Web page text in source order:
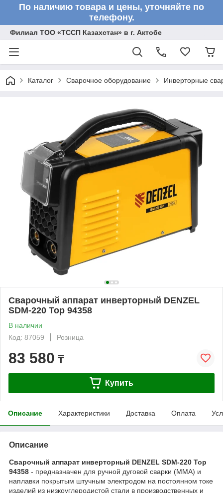
По наличию товара и цены, уточняйте по
телефону.
Филиал ТОО «ТССП Казахстан» в г. Актобе
Каталог Сварочное оборудование Инверторные
Сварочный аппарат инверторный DENZEL
SDM-220 Top 94358
В наличии
Код: 87059
Розница
83 580 ₸
Купить
Описание Характеристики Доставка Оплата
Описание
Сварочный аппарат инверторный DENZEL SDM-220 Top
94358 - предназначен для ручной дуговой сварки (MMA) и
наплавки покрытым штучным электродом на постоянном токе
изделий из низкоуглеродистой стали в производственных и